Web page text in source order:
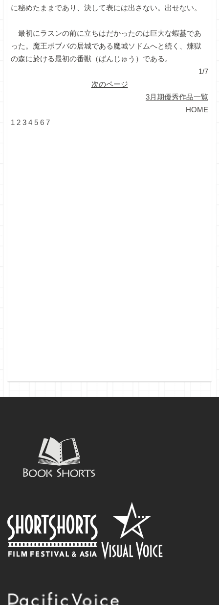
に秘めたままであり、決して表には出さない。出せない。
最初にラスンの前に立ちはだかったのは巨大な蝦蟇であ
った。魔王ボブバの居城である魔城ソドムへと続く、煉獄
の森に於ける最初の番獣（ばんじゅう）である。
1/7
次のページ
3月期優秀作品一覧
HOME
1 2 3 4 5 6 7